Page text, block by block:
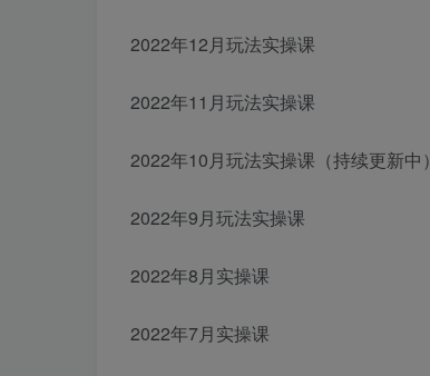
2022年12月玩法实操课
2022年11月玩法实操课
2022年10月玩法实操课（持续更新中）
2022年9月玩法实操课
2022年8月实操课
2022年7月实操课